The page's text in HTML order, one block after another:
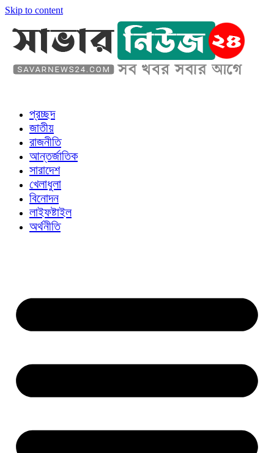
Skip to content
প্রচ্ছদ
জাতীয়
রাজনীতি
আন্তর্জাতিক
সারাদেশ
খেলাধুলা
বিনোদন
লাইফষ্টাইল
অর্থনীতি